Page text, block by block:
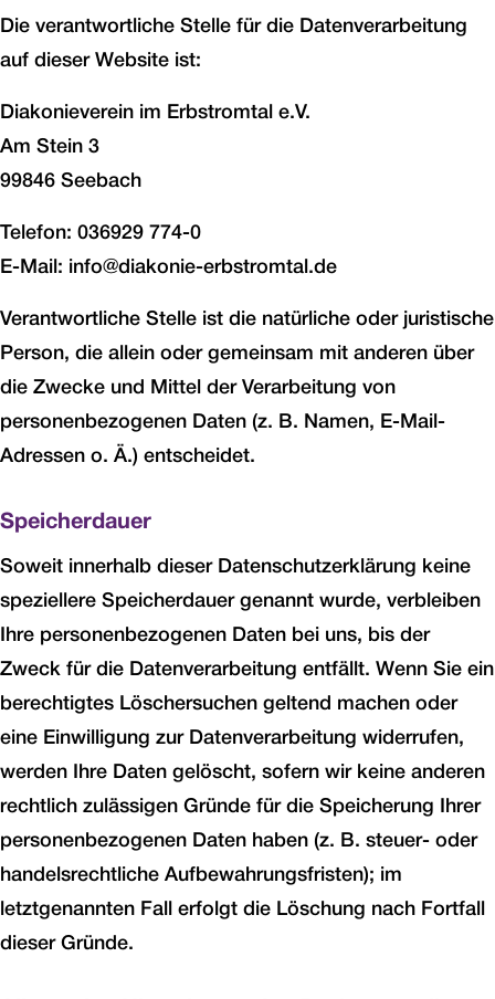
Die verantwortliche Stelle für die Datenverarbeitung
auf dieser Website ist:
Diakonieverein im Erbstromtal e.V.
Am Stein 3
99846 Seebach
Telefon: 036929 774-0
E-Mail: info@diakonie-erbstromtal.de
Verantwortliche Stelle ist die natürliche oder juristische
Person, die allein oder gemeinsam mit anderen über
die Zwecke und Mittel der Verarbeitung von
personenbezogenen Daten (z. B. Namen, E-Mail-
Adressen o. Ä.) entscheidet.
Speicherdauer
Soweit innerhalb dieser Datenschutzerklärung keine
speziellere Speicherdauer genannt wurde, verbleiben
Ihre personenbezogenen Daten bei uns, bis der
Zweck für die Datenverarbeitung entfällt. Wenn Sie ein
berechtigtes Löschersuchen geltend machen oder
eine Einwilligung zur Datenverarbeitung widerrufen,
werden Ihre Daten gelöscht, sofern wir keine anderen
rechtlich zulässigen Gründe für die Speicherung Ihrer
personenbezogenen Daten haben (z. B. steuer- oder
handelsrechtliche Aufbewahrungsfristen); im
letztgenannten Fall erfolgt die Löschung nach Fortfall
dieser Gründe.